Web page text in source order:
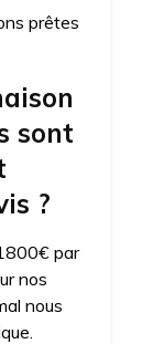
prêtes
sont
?
par
nos
nous